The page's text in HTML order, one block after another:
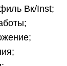
Вк/Inst;